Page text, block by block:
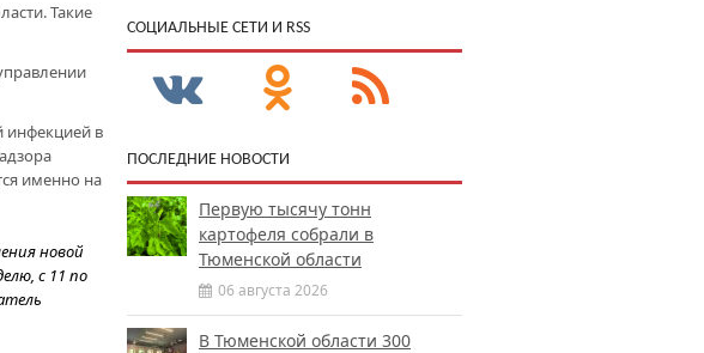
Такие
инфекцией в
именно на
новой
с 11 по
CОЦИАЛЬНЫЕ СЕТИ И RSS
ПОСЛЕДНИЕ НОВОСТИ
Первую тысячу тонн
картофеля собрали в
Тюменской области
06 августа 2026
В Тюменской области 300